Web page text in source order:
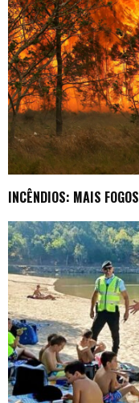
INCÊNDIOS: MAIS